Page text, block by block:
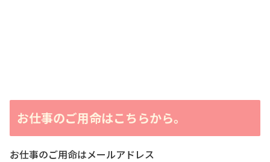
お仕事のご用命はこちらから。
お仕事のご用命はメールアドレス